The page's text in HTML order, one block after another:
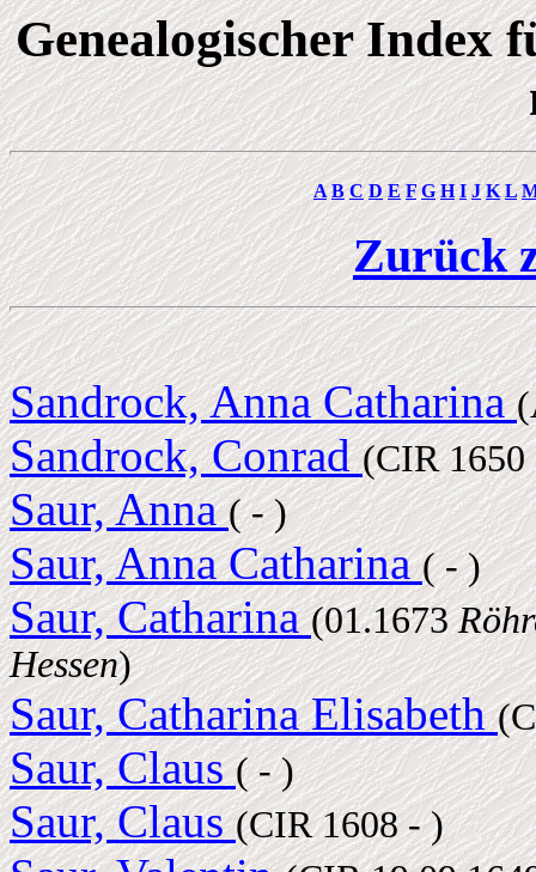
Genealogischer Index
A B C D E F G H I J K L
Zurück
Sandrock, Anna Catharina
Sandrock, Conrad(CIR
Saur, Anna( - )
Saur, Anna Catharina( - )
Saur, Catharina(01.1673
Hessen)
Saur, Catharina Elisabeth
Saur, Claus( - )
Saur, Claus(CIR 1608 - )